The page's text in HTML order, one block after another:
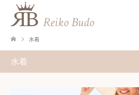
水着
水着